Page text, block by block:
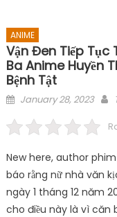
ANIME
Vận Đen Tiếp Tục
Ba Anime Huyền
Bệnh Tật
Posted
January 28, 2023
New here, author
báo rằng nữ nhà văn
ngày 1 tháng 12 năm
cho điều này là vì căn